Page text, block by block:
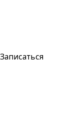
Записаться